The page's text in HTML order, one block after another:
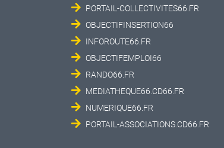
PORTAIL-COLLECTIVITES66.FR
OBJECTIFINSERTION66
INFOROUTE66.FR
OBJECTIFEMPLOI66
RANDO66.FR
MEDIATHEQUE66.CD66.FR
NUMERIQUE66.FR
PORTAIL-ASSOCIATIONS.CD66.FR